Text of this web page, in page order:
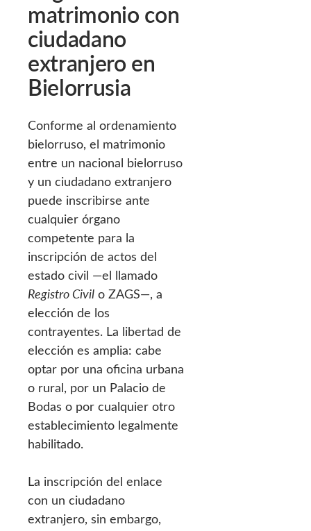
matrimonio con
ciudadano
extranjero en
Bielorrusia
Conforme al ordenamiento
bielorruso, el matrimonio
entre un nacional bielorruso
y un ciudadano extranjero
puede inscribirse ante
cualquier órgano
competente para la
inscripción de actos del
estado civil —el llamado
Registro Civil o ZAGS—, a
elección de los
contrayentes. La libertad de
elección es amplia: cabe
optar por una oficina urbana
o rural, por un Palacio de
Bodas o por cualquier otro
establecimiento legalmente
habilitado.
La inscripción del enlace
con un ciudadano
extranjero, sin embargo,